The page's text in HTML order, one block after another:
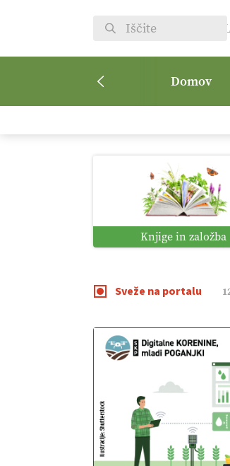
Domov
Knjige in založba
Sveže na portalu